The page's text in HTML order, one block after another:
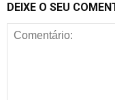
DEIXE O SEU